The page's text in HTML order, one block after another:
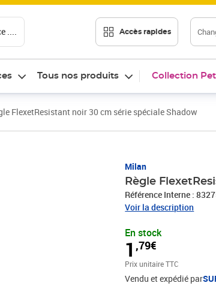
.... Accès rapides
Tous nos produits Collection
FlexetResistant noir 30 cm série spéciale Shadow
Milan
Règle
Référence Interne :
Voir la description
En stock
1,79€
Prix 1,79€
Prix unitaire TTC
Vendu et expédié par